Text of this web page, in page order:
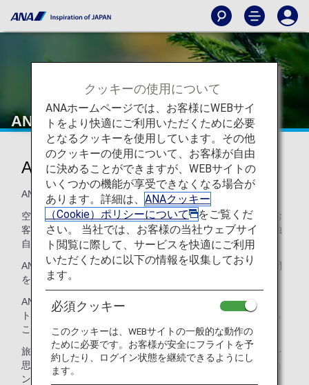
ANAオリジナルアロマ
ANAオリジナルアロマ
ANAはお客様を香りでおもてなしします。
空港ラウンジや機内など、ANAと過ごしていただく空間でお
客様がより快適に、深い安らぎを感じていただけるよう、独
自にブレンドした天然アロマでお客様を包み込みます。
ANAでしか体験できない、洗練されたくつろぎのアロマ空間
を空港や機内でお楽しみください。
ANAオリジナルアロマは、ANAのブランドコンセプ
ト”Inspiration of JAPAN”を香りで表現した、他では経験する
ことのできない唯一無二の香りです。
旅の気分を盛り上げるクールで個性的な強さと、深い森林を
思わせる優しく豊かな広がりが、未来へのインスピレーショ
ンを予感させます。
クッキーの使用について
ANAホームページでは、お客様にWEBサイ
トをより快適にご利用いただくために必要
となるクッキーを使用しています。その他
のクッキーの使用について、お客様が自由
に決めることができますが、WEBサイトの
いくつかの機能が享受できなくなる場合が
あります。詳細は、 ANAクッキー
（Cookie）ポリシーについて
をご覧くだ
さい。 当社では、お客様の当社ウェブサイ
ト閲覧に際して、サービスを快適にご利用
いただくために以下の情報を収集しており
ます。
必須クッキー
このクッキーは、WEBサイトの一般的な動作の
ために必要です。お客様が安全にフライトを予
約したり、ログイン状態を継続できるようにし
ます。